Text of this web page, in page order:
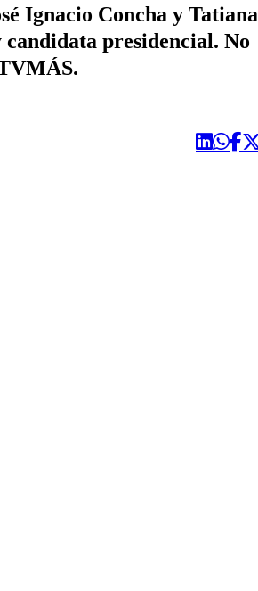
Ignacio Concha y Tatiana
presidencial. No